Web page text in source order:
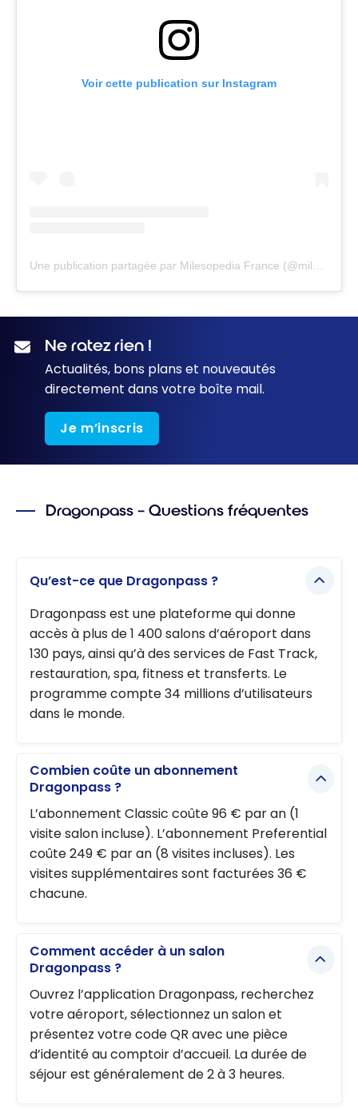
Voir cette publication sur Instagram
Une publication partagée par Milesopedia France (@milesopedia.fr)
Ne ratez rien !
Actualités, bons plans et nouveautés
directement dans votre boîte mail.
Je m’inscris
Dragonpass – Questions fréquentes
Qu’est-ce que Dragonpass ?
Dragonpass est une plateforme qui donne
accès à plus de 1 400 salons d’aéroport dans
130 pays, ainsi qu’à des services de Fast Track,
restauration, spa, fitness et transferts. Le
programme compte 34 millions d’utilisateurs
dans le monde.
Combien coûte un abonnement
Dragonpass ?
L’abonnement Classic coûte 96 € par an (1
visite salon incluse). L’abonnement Preferential
coûte 249 € par an (8 visites incluses). Les
visites supplémentaires sont facturées 36 €
chacune.
Comment accéder à un salon
Dragonpass ?
Ouvrez l’application Dragonpass, recherchez
votre aéroport, sélectionnez un salon et
présentez votre code QR avec une pièce
d’identité au comptoir d’accueil. La durée de
séjour est généralement de 2 à 3 heures.